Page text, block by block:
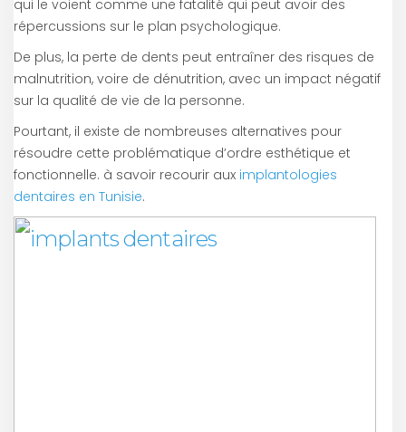
qui le voient comme une fatalité qui peut avoir des
répercussions sur le plan psychologique.
De plus, la perte de dents peut entraîner des risques de
malnutrition, voire de dénutrition, avec un impact négatif
sur la qualité de vie de la personne.
Pourtant, il existe de nombreuses alternatives pour
résoudre cette problématique d’ordre esthétique et
fonctionnelle. à savoir recourir aux implantologies
dentaires en Tunisie.